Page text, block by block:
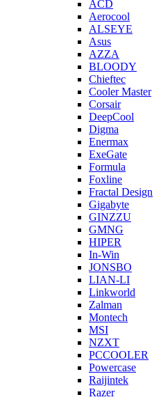
ACD
Aerocool
ALSEYE
Asus
AZZA
BLOODY
Chieftec
Cooler Master
Corsair
DeepCool
Digma
Enermax
ExeGate
Formula
Foxline
Fractal Design
Gigabyte
GINZZU
GMNG
HIPER
In-Win
JONSBO
LIAN-LI
Linkworld
Zalman
Montech
MSI
NZXT
PCCOOLER
Powercase
Raijintek
Razer